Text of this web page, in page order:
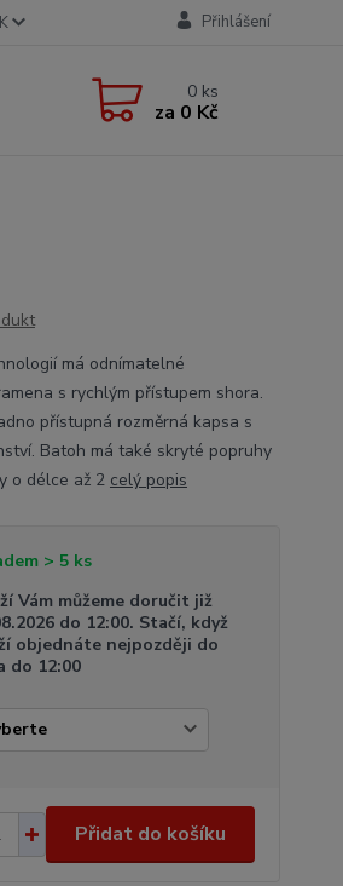
Přihlášení
0 ks
za 0 Kč
má odnímatelné
s rychlým přístupem shora.
přístupná rozměrná kapsa s
Batoh má také skryté popruhy
o délce až 2 celý popis
> 5 ks
Vám můžeme doručit již
do 12:00. Stačí, když
objednáte nejpozději do
do 12:00
Přidat do košíku